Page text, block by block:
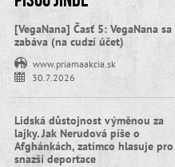
[VegaNana] Časť 5: VegaNana sa
zabáva (na cudzí účet)
www.priamaakcia.sk
30.7.2026
Lidská důstojnost výměnou za
lajky. Jak Nerudová píše o
Afghánkách, zatímco hlasuje pro
snazší deportace